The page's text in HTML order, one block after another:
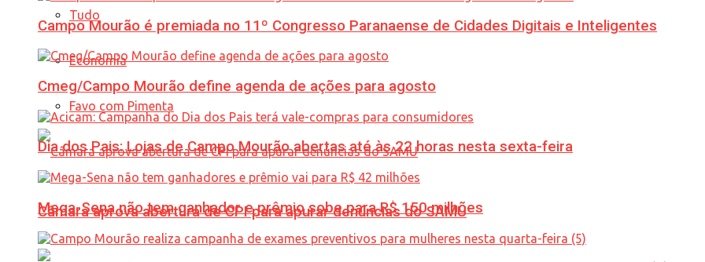
Tudo
Economia
Favo com Pimenta
Câmara aprova abertura de CPI para apurar denúncias do SAMU
Campo Mourão é premiada no 11º Congresso Paranaense de Cidades Digitais e Inteligentes
Cmeg/Campo Mourão define agenda de ações para agosto
Dia dos Pais: Lojas de Campo Mourão abertas até às 22 horas nesta sexta-feira
Mega-Sena não tem ganhador e prêmio sobe para R$ 150 milhões